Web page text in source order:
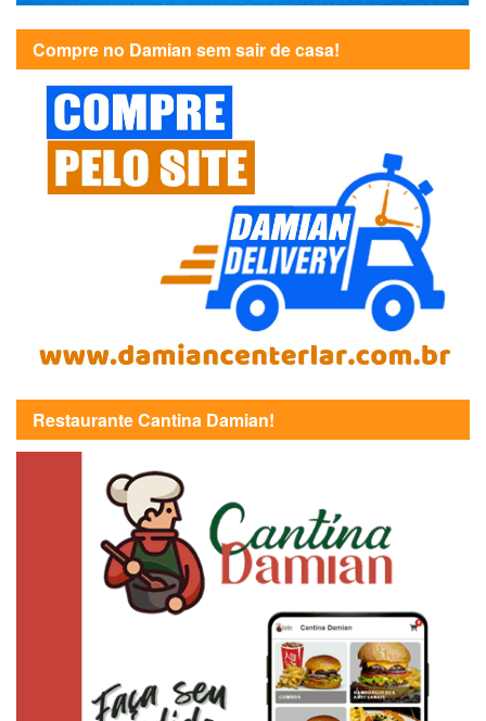
Compre no Damian sem sair de casa!
Restaurante Cantina Damian!